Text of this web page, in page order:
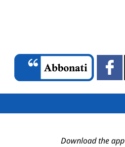
Download the app